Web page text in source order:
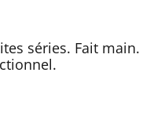
séries. Fait main.